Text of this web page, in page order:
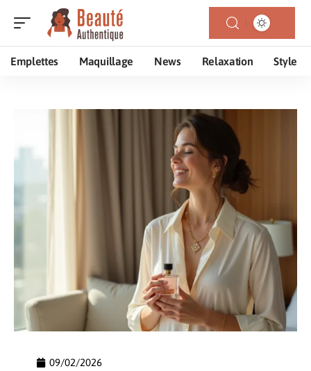
Emplettes Maquillage News Relaxation Style
09/02/2026